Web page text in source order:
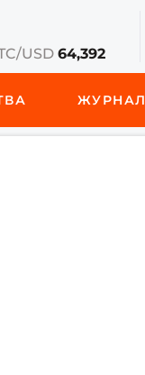
USD64,392
ЖУРНАЛ